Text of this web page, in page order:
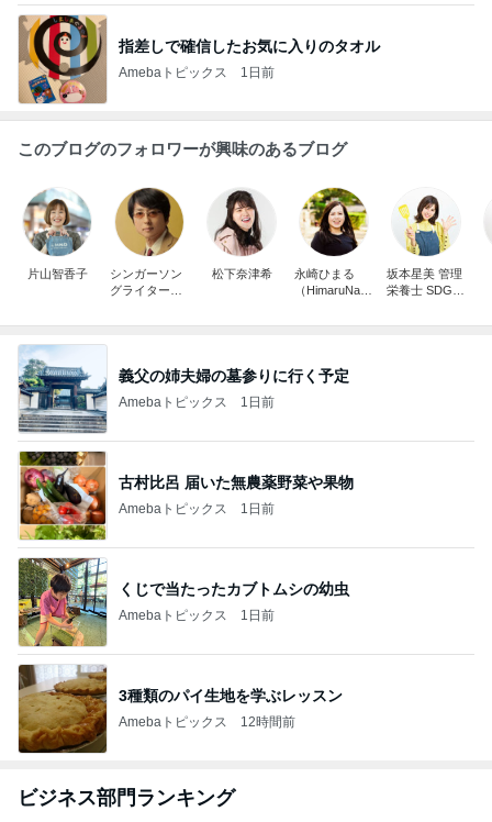
指差しで確信したお気に入りのタオル
Amebaトピックス 1日前
このブログのフォロワーが興味のあるブログ
片山智香子
シンガーソン
グライター・
松下奈津希
永崎ひまる
（HimaruNaga
坂本星美 管理
栄養士 SDGs
義父の姉夫婦の墓参りに行く予定
Amebaトピックス 1日前
古村比呂 届いた無農薬野菜や果物
Amebaトピックス 1日前
くじで当たったカブトムシの幼虫
Amebaトピックス 1日前
3種類のパイ生地を学ぶレッスン
Amebaトピックス 12時間前
ビジネス部門ランキング